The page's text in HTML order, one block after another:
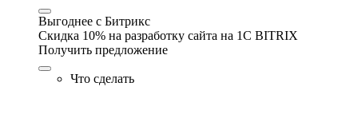
Выгоднее с Битрикс
Скидка 10% на разработку сайта на 1C BITRIX
Получить предложение
Что сделать